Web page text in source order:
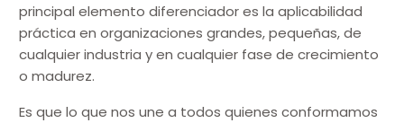
principal elemento diferenciador es la aplicabilidad
práctica en organizaciones grandes, pequeñas, de
cualquier industria y en cualquier fase de crecimiento
o madurez.
Es que lo que nos une a todos quienes conformamos